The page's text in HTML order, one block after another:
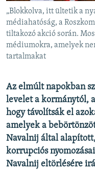
KÖVESSEN MINKET!
„Blokkolva, itt ültetik a
médiahatóság, a
tiltakozó akció során.
médiumokra, amelyek
tartalmakat
Az elmúlt napokban
levelet a kormánytól,
hogy távolítsák el
amelyek a
Navalnij által
korrupciós
Navalnij eltörlésére